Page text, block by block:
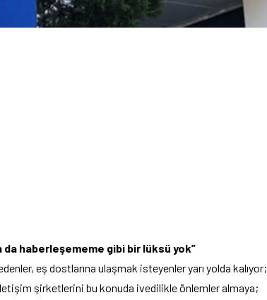
da haberleşememe gibi bir lüksü yok”
eş dostlarına ulaşmak isteyenler yarı yolda kalıyor;
şirketlerini bu konuda ivedilikle önlemler almaya;